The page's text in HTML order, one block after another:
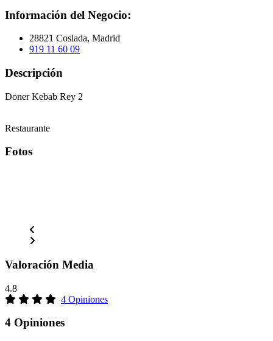
Información del Negocio:
28821 Coslada, Madrid
919 11 60 09
Descripción
Doner Kebab Rey 2
Restaurante
Fotos
Valoración Media
4.8
4 Opiniones
4 Opiniones